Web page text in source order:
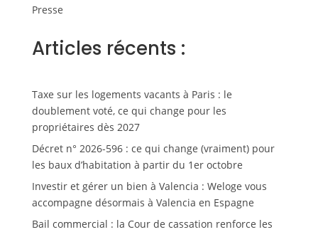
Presse
Articles récents :
Taxe sur les logements vacants à Paris : le
doublement voté, ce qui change pour les
propriétaires dès 2027
Décret n° 2026-596 : ce qui change (vraiment) pour
les baux d’habitation à partir du 1er octobre
Investir et gérer un bien à Valencia : Weloge vous
accompagne désormais à Valencia en Espagne
Bail commercial : la Cour de cassation renforce les